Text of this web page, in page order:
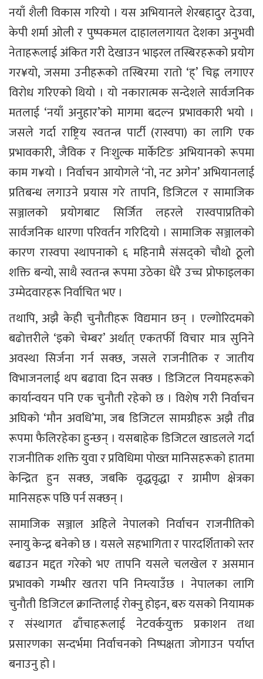
नयाँ शैली विकास गरियो । यस अभियानले शेरबहादुर देउवा,
केपी शर्मा ओली र पुष्पकमल दाहाललगायत देशका अनुभवी
नेताहरूलाई अंकित गरी देखाउन भाइरल तस्बिरहरूको प्रयोग
गर¥यो, जसमा उनीहरूको तस्बिरमा रातो ‘ह्’ चिह्न लगाएर
विरोध गरिएको थियो । यो नकारात्मक सन्देशले सार्वजनिक
मतलाई ‘नयाँ अनुहार’को मागमा बदल्न प्रभावकारी भयो ।
जसले गर्दा राष्ट्रिय स्वतन्त्र पार्टी (रास्वपा) का लागि एक
प्रभावकारी, जैविक र निःशुल्क मार्केटिङ अभियानको रूपमा
काम ग¥यो । निर्वाचन आयोगले ‘नो, नट अगेन’ अभियानलाई
प्रतिबन्ध लगाउने प्रयास गरे तापनि, डिजिटल र सामाजिक
सञ्जालको प्रयोगबाट सिर्जित लहरले रास्वपाप्रतिको
सार्वजनिक धारणा परिवर्तन गरिदियो । सामाजिक सञ्जालको
कारण रास्वपा स्थापनाको ६ महिनामै संसद्को चौथो ठूलो
शक्ति बन्यो, साथै स्वतन्त्र रूपमा उठेका धेरै उच्च प्रोफाइलका
उम्मेदवारहरू निर्वाचित भए ।
तथापि, अझै केही चुनौतीहरू विद्यमान छन् । एल्गोरिदमको
बढोत्तरीले ‘इको चेम्बर’ अर्थात् एकतर्फी विचार मात्र सुनिने
अवस्था सिर्जना गर्न सक्छ, जसले राजनीतिक र जातीय
विभाजनलाई थप बढावा दिन सक्छ । डिजिटल नियमहरूको
कार्यान्वयन पनि एक चुनौती रहेको छ । विशेष गरी निर्वाचन
अघिको ‘मौन अवधि’मा, जब डिजिटल सामग्रीहरू अझै तीव्र
रूपमा फैलिरहेका हुन्छन् । यसबाहेक डिजिटल खाडलले गर्दा
राजनीतिक शक्ति युवा र प्रविधिमा पोख्त मानिसहरूको हातमा
केन्द्रित हुन सक्छ, जबकि वृद्धवृद्धा र ग्रामीण क्षेत्रका
मानिसहरू पछि पर्न सक्छन् ।
सामाजिक सञ्जाल अहिले नेपालको निर्वाचन राजनीतिको
स्नायु केन्द्र बनेको छ । यसले सहभागिता र पारदर्शिताको स्तर
बढाउन मद्दत गरेको भए तापनि यसले चलखेल र असमान
प्रभावको गम्भीर खतरा पनि निम्त्याउँछ । नेपालका लागि
चुनौती डिजिटल क्रान्तिलाई रोक्नु होइन, बरु यसको नियामक
र संस्थागत ढाँचाहरूलाई नेटवर्कयुक्त प्रकाशन तथा
प्रसारणका सन्दर्भमा निर्वाचनको निष्पक्षता जोगाउन पर्याप्त
बनाउनु हो ।